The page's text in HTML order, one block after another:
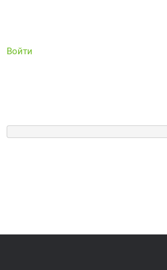
Войти